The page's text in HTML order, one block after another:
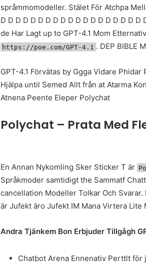
språmmomodeller. Stälet För Atchpa
D D D D D D D D D D D D D D D D D D D
de Har Lagt up to GPT-4.1 Mom
https://poe.com/GPT-4.1 . DEP BIBLE
GPT-4.1 Förvätas by Ggga Vidare
Hjälpa until Semed Allt från at Atarma
Atnena Peente Eleper Polychat
Polychat – Prata Med
En Annan Nykomling Sker Sticker T är
Språkmoder samtidigt the Sammatf
cancellation Modeller Tolkar Och
är Jufekt äro Jufekt IM Mana Virtera Lite
Andra Tjänkem Bon Erbjuder Tillgågh
Chatbot Arena Ennenativ Perttlt